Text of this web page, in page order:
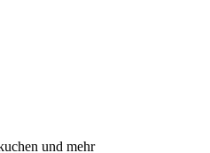
und mehr